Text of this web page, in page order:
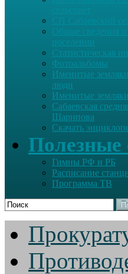
Общие сведения о
поселении
Статистическая
Фотоальбомы
Именитые
люди
Именитые
Сабаевская
Шарипова
Скачать
Полезные
Гимны РФ и РБ
Расписание
Программа ТВ